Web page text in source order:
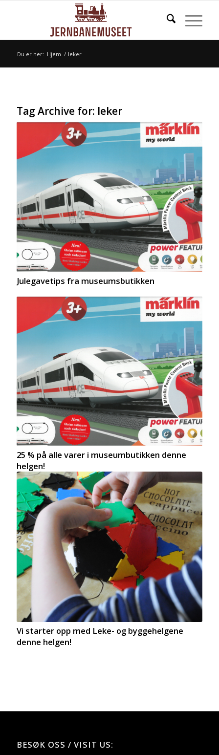
Du er her: Hjem / leker
Tag Archive for: leker
Julegavetips fra museumsbutikken
25 % på alle varer i museumbutikken denne
helgen!
Vi starter opp med Leke- og byggehelgene
denne helgen!
BESØK OSS / VISIT US: